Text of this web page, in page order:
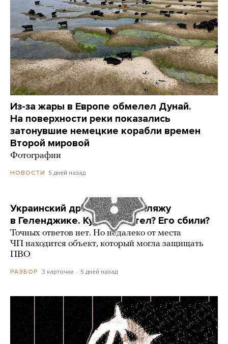
Из-за жары в Европе обмелел Дунай.
На поверхности реки показались
затонувшие немецкие корабли времен
Второй мировой
Фотографии
НОВОСТИ 5 дней назад
Украинский дрон попал по пляжу
в Геленджике. Куда он летел? Его сбили?
Точных ответов нет. Но недалеко от места
ЧП находится объект, который могла защищать
ПВО
РАЗБОР 3 карточки 5 дней назад